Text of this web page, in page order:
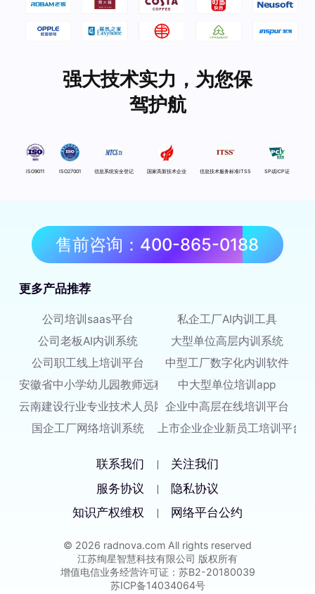
强大技术实力，为您保
驾护航
ISO9011 ISO27001 信息系统安全登记 国家高新技术企业 信息技术服务标准ITSS SP或ICP证
售前咨询：400-865-0188
更多产品推荐
公司培训saas平台
私企工厂AI内训工具
公司老板AI内训系统
大型单位高层内训系统
公司职工线上培训平台
中型工厂数字化内训软件
安徽省中小学幼儿园教师远程培训平台中大型单位培训app
云南建设行业专业技术人员网络培训平台企业中高层在线培训平台
国企工厂网络培训系统
上市企业企业新员工培训平台
联系我们 |
关注我们
服务协议
|
隐私协议
知识产权维权
| 网络平台公约
© 2026 radnova.com All rights reserved
江苏绚星智慧科技有限公司 版权所有
增值电信业务经营许可证：苏B2-20180039
苏ICP备14034064号